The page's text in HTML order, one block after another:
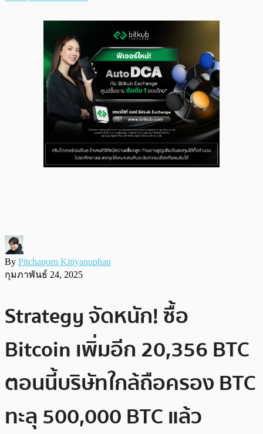
By Pitchaporn Kitiyanuphap
กุมภาพันธ์ 24, 2025
Strategy จัดหนัก! ซื้อ
Bitcoin เพิ่มอีก 20,356 BTC
ตอนนี้บริษัทใกล้ถือครอง BTC
ทะลุ 500,000 BTC แล้ว